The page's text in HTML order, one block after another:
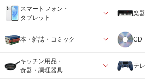
スマートフォン・
タブレット
楽
本・雑誌・コミック CD
キッチン用品・
食器・調理器具
テ